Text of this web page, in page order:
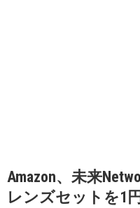
Amazon、未来
レンズセットを1